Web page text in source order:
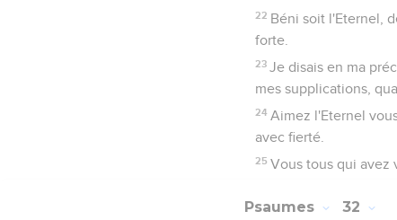
22 Béni soit l'Eternel,
forte.
23 Je disais en ma
mes supplications,
24 Aimez l'Eternel
avec fierté.
25 Vous tous qui avez
Psaumes 32